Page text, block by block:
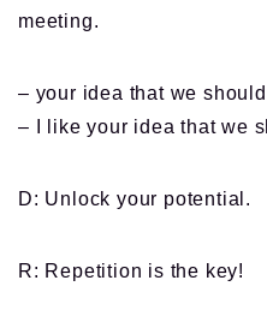
meeting.
– your idea that we
– I like your idea that we
D: Unlock your potential.
R: Repetition is the key!